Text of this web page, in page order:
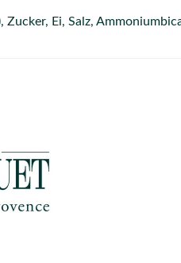
Zucker, Ei, Salz,